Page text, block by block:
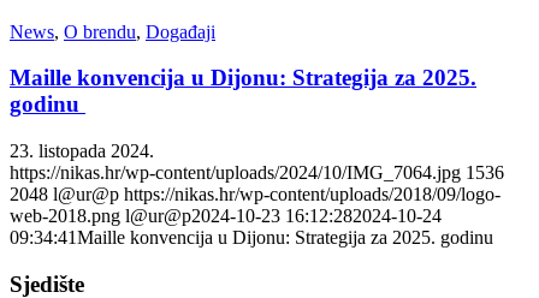
News, O brendu, Događaji
Maille konvencija u Dijonu: Strategija za 2025.
godinu
23. listopada 2024.
https://nikas.hr/wp-content/uploads/2024/10/IMG_7064.jpg 1536
2048 l@ur@p https://nikas.hr/wp-content/uploads/2018/09/logo-
web-2018.png l@ur@p2024-10-23 16:12:282024-10-24
09:34:41Maille konvencija u Dijonu: Strategija za 2025. godinu
Sjedište